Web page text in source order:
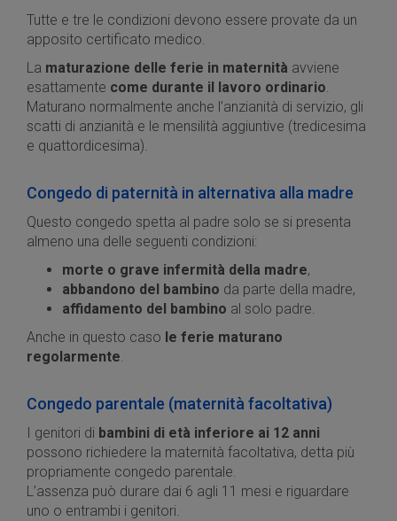
Tutte e tre le condizioni devono essere provate da un
apposito certificato medico.
La maturazione delle ferie in maternità avviene
esattamente come durante il lavoro ordinario.
Maturano normalmente anche l’anzianità di servizio, gli
scatti di anzianità e le mensilità aggiuntive (tredicesima
e quattordicesima).
Congedo di paternità in alternativa alla madre
Questo congedo spetta al padre solo se si presenta
almeno una delle seguenti condizioni:
morte o grave infermità della madre,
abbandono del bambino da parte della madre,
affidamento del bambino al solo padre.
Anche in questo caso le ferie maturano
regolarmente.
Congedo parentale (maternità facoltativa)
I genitori di bambini di età inferiore ai 12 anni
possono richiedere la maternità facoltativa, detta più
propriamente congedo parentale.
L’assenza può durare dai 6 agli 11 mesi e riguardare
uno o entrambi i genitori.